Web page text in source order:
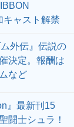
キャスト解禁
外伝』伝説の
決定。報酬は
など
』最新刊15
闘士シュラ！